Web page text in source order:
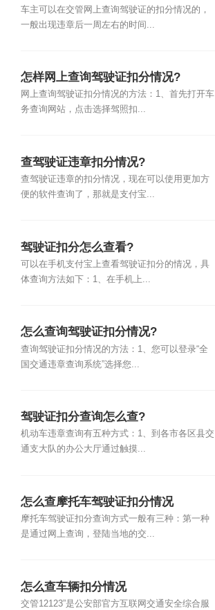
车主可以在交管网上查询驾驶证的扣分情况的，
一般出现违章后一周左右的时间...
怎样网上查询驾驶证扣分情况?
网上查询驾驶证扣分情况的方法：1、首先打开车
务查询网站，点击选择驾照扣...
查驾驶证违章扣分情况?
查驾驶证违章的扣分情况，现在可以使用更加方
便的软件查询了，那就是支付宝...
驾驶证扣分怎么查看?
可以在手机支付宝上查看驾驶证扣分的情况，具
体查询方法如下：1、在手机上...
怎么查询驾驶证扣分情况?
查询驾驶证扣分情况的方法：1、您可以登录“全
国交通违章查询系统”选择您...
驾驶证扣分查询怎么查?
机动车违章查询有五种方式：1、到各市各区县交
通支大队的办公大厅通过触摸...
怎么查摩托车驾驶证扣分情况
摩托车驾驶证扣分查询方式一般有三种：第一种
是通过网上查询，登陆当地的交...
怎么查车辆扣分情况
交管12123”是公安部官方互联网交通安全综合服